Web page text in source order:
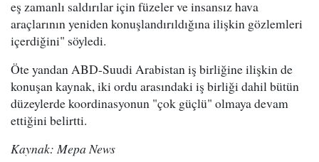
eş zamanlı saldırılar için füzeler ve insansız hava
araçlarının yeniden konuşlandırıldığına ilişkin gözlemleri
içerdiğini" söyledi.
Öte yandan ABD-Suudi Arabistan iş birliğine ilişkin de
konuşan kaynak, iki ordu arasındaki iş birliği dahil bütün
düzeylerde koordinasyonun "çok güçlü" olmaya devam
ettiğini belirtti.
Kaynak: Mepa News